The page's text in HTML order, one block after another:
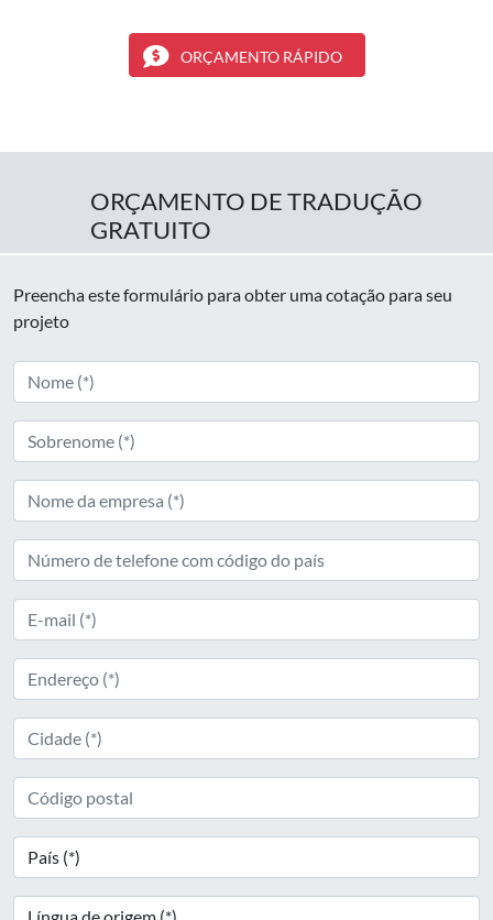
ORÇAMENTO RÁPIDO
ORÇAMENTO DE TRADUÇÃO
GRATUITO
Preencha este formulário para obter uma cotação para seu
projeto